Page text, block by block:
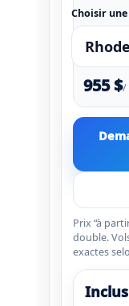
Choisir
955 $/
Prix “à
double.
exactes